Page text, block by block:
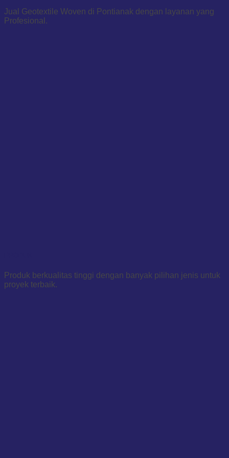
Jual Geotextile Woven di Pontianak dengan layanan yang
Profesional.
Produk berkualitas tinggi dengan banyak pilihan jenis untuk
proyek terbaik.